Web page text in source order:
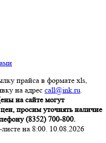
прайса в формате xls,
на адрес call@ink.ru.
на сайте могут
просим уточнять наличие
(8352) 700-800.
на 8:00. 10.08.2026